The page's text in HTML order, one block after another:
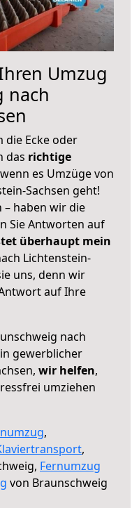
Umzug
nach
die Ecke oder
das richtige
es Umzüge von
Sachsen geht!
– haben wir die
Sie Antworten auf
überhaupt mein
Lichtenstein-
uns, denn wir
auf Ihre
nach
gewerblicher
wir helfen,
umziehen
,
,
Fernumzug
von Braunschweig